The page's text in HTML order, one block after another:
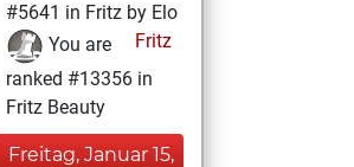
#5641 in Fritz by Elo
Fritz
You are
ranked #13356 in
Fritz Beauty
Freitag, Januar 15,